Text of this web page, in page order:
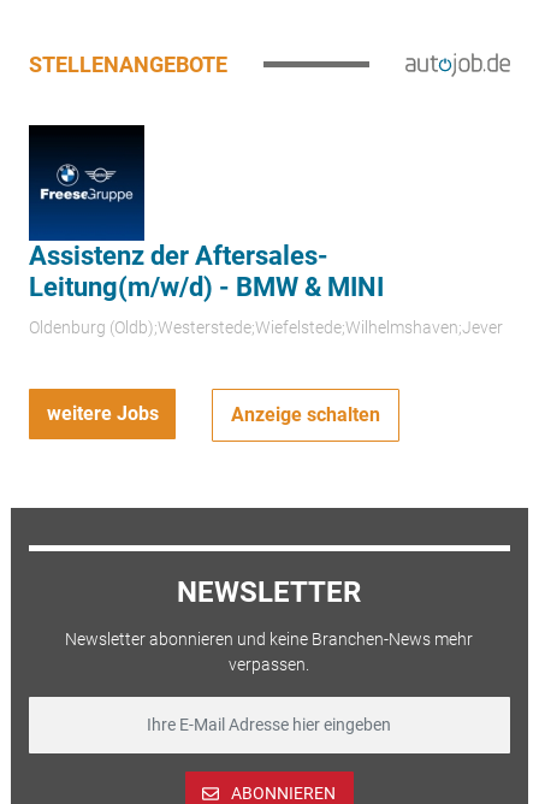
STELLENANGEBOTE
Assistenz der Aftersales-
Leitung(m/w/d) - BMW & MINI
Oldenburg (Oldb);Westerstede;Wiefelstede;Wilhelmshaven;Jever
weitere Jobs Anzeige schalten
NEWSLETTER
Newsletter abonnieren und keine Branchen-News mehr
verpassen.
ABONNIEREN